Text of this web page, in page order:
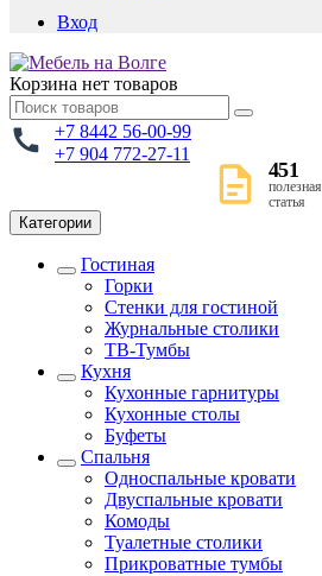
Вход
Корзина нет товаров
+7 8442 56-00-99
+7 904 772-27-11
451
полезная
статья
Категории
Гостиная
Горки
Стенки для гостиной
Журнальные столики
TВ-Тумбы
Кухня
Кухонные гарнитуры
Кухонные столы
Буфеты
Спальня
Односпальные кровати
Двуспальные кровати
Комоды
Туалетные столики
Прикроватные тумбы